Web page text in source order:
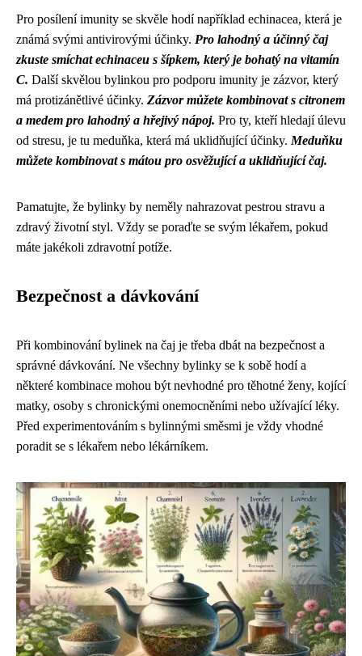
Pro posílení imunity se skvěle hodí například echinacea, která je
známá svými antivirovými účinky. Pro lahodný a účinný čaj
zkuste smíchat echinaceu s šípkem, který je bohatý na vitamín
C. Další skvělou bylinkou pro podporu imunity je zázvor, který
má protizánětlivé účinky. Zázvor můžete kombinovat s citronem
a medem pro lahodný a hřejivý nápoj. Pro ty, kteří hledají úlevu
od stresu, je tu meduňka, která má uklidňující účinky. Meduňku
můžete kombinovat s mátou pro osvěžující a uklidňující čaj.
Pamatujte, že bylinky by neměly nahrazovat pestrou stravu a
zdravý životní styl. Vždy se poraďte se svým lékařem, pokud
máte jakékoli zdravotní potíže.
Bezpečnost a dávkování
Při kombinování bylinek na čaj je třeba dbát na bezpečnost a
správné dávkování. Ne všechny bylinky se k sobě hodí a
některé kombinace mohou být nevhodné pro těhotné ženy, kojící
matky, osoby s chronickými onemocněními nebo užívající léky.
Před experimentováním s bylinnými směsmi je vždy vhodné
poradit se s lékařem nebo lékárníkem.